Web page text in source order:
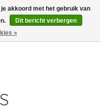
Verlanglijst
akkoord met het gebruik van
Dit bericht verbergen
»